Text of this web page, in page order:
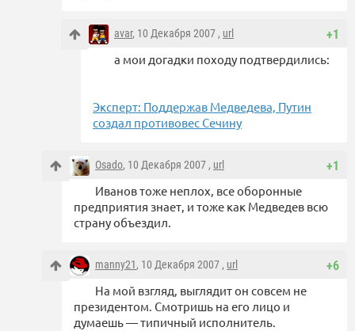
+1
avar, 10 Декабря 2007 , url
а мои догадки походу подтвердились:
Эксперт: Поддержав Медведева, Путин
создал противовес Сечину
+1
Osado, 10 Декабря 2007 , url
Иванов тоже неплох, все оборонные
предприятия знает, и тоже как Медведев всю
страну объездил.
+6
manny21, 10 Декабря 2007 , url
На мой взгляд, выглядит он совсем не
президентом. Смотришь на его лицо и
думаешь — типичный исполнитель.